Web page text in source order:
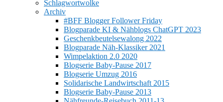
Schlagwortwolke
Archiv
#BFF Blogger Follower Friday
Blogparade KI & Nähblogs ChatGPT 2023
Geschenkbeutelsewalong 2022
Blogparade Näh-Klassiker 2021
Wimpelaktion 2.0 2020
Blogserie Baby-Pause 2017
Blogserie Umzug 2016
Solidarische Landwirtschaft 2015
Blogserie Baby-Pause 2013